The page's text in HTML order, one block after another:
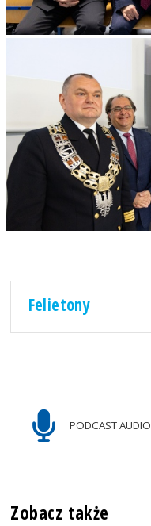
Felietony
PODCAST AUDIO
Zobacz także